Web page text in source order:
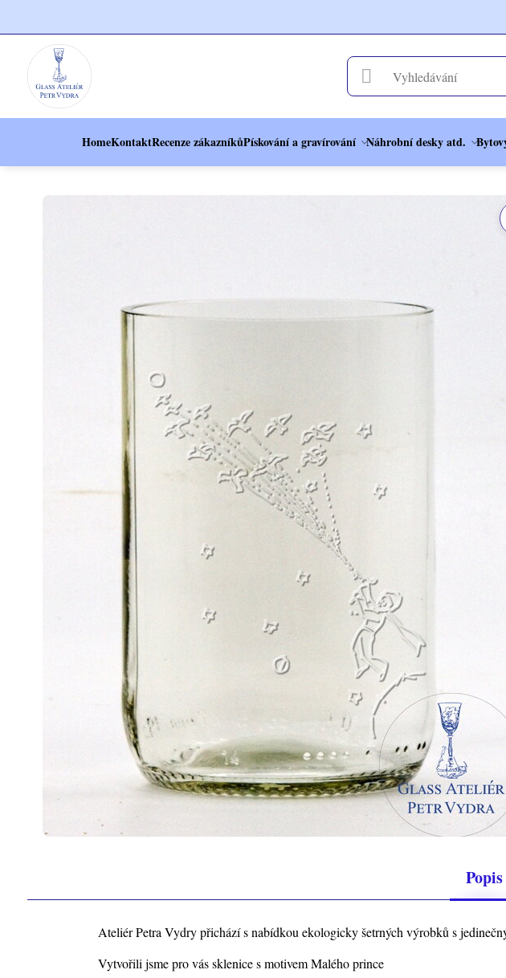
HomeKontaktRecenze zákazníkůPískování a gravírování Náhrobní desky atd.
Popis
Ateliér Petra Vydry přichází s nabídkou ekologicky šetrných výrobků s
Vytvořili jsme pro vás sklenice s motivem Malého prince